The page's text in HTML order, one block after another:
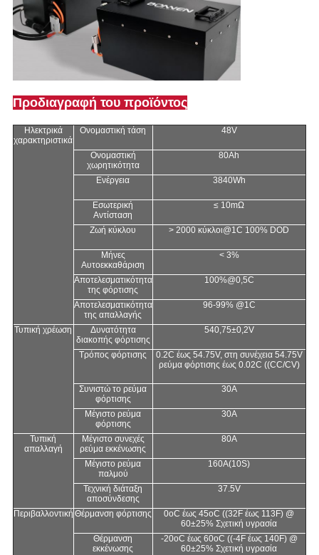
Προδιαγραφή του προϊόντος
Ηλεκτρικά
χαρακτηριστικά
Ονομαστική τάση 48V
Ονομαστική
χωρητικότητα
80Ah
Ενέργεια 3840Wh
Εσωτερική
Αντίσταση
≤ 10mΩ
Ζωή κύκλου > 2000 κύκλοι@1C 100% DOD
Μήνες
Αυτοεκκαθάριση
< 3%
Αποτελεσματικότητα
της φόρτισης
100%@0,5C
Αποτελεσματικότητα
της απαλλαγής
96-99% @1C
Τυπική χρέωση
Δυνατότητα
διακοπής φόρτισης
540,75±0,2V
Τρόπος φόρτισης
0.2C έως 54.75V, στη συνέχεια 54.75V
ρεύμα φόρτισης έως 0.02C ((CC/CV)
Συνιστώ το ρεύμα
φόρτισης
30Α
Μέγιστο ρεύμα
φόρτισης
30Α
Τυπική
απαλλαγή
Μέγιστο συνεχές
ρεύμα εκκένωσης
80A
Μέγιστο ρεύμα
παλμού
160A(10S)
Τεχνική διάταξη
αποσύνδεσης
37.5V
Περιβαλλοντική Θέρμανση φόρτισης
0oC έως 45oC ((32F έως 113F) @
60±25% Σχετική υγρασία
Θέρμανση
εκκένωσης
-20oC έως 60oC ((-4F έως 140F) @
60±25% Σχετική υγρασία